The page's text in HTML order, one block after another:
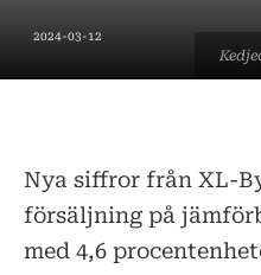
2024-03-12
Nya siffror från XL-
försäljning på
med 4,6